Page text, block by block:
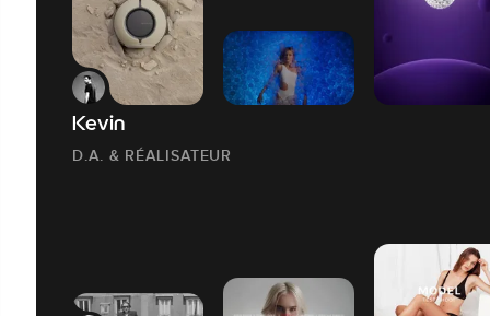
Kevin
D.A. & RÉALISATEUR